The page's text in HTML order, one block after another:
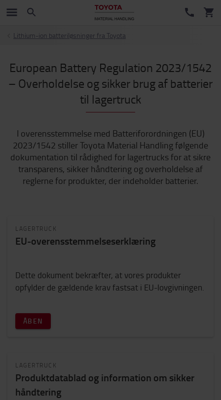
Lithium-ion batteriløsninger fra Toyota
European Battery Regulation 2023/1542
– Overholdelse og sikker brug af batterier
til lagertruck
I overensstemmelse med Batteriforordningen (EU)
2023/1542 stiller Toyota Material Handling følgende
dokumentation til rådighed for lagertrucks for at sikre
transparens, sikker håndtering og overholdelse af
reglerne for produkter, der indeholder batterier.
LAGERTRUCK
EU-overensstemmelseserklæring
Dette dokument bekræfter, at vores produkter
opfylder de gældende krav fastsat i EU-lovgivningen.
ÅBEN
LAGERTRUCK
Produktdatablad og information om sikker
håndtering